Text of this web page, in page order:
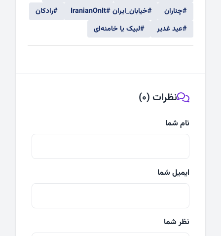
#چناران
#خیابان_ایران #IranianOnIt
#رادکان
#عید غدیر
#لبیک یا خامنه‌ای
نظرات (0)
نام شما
ایمیل شما
نظر شما